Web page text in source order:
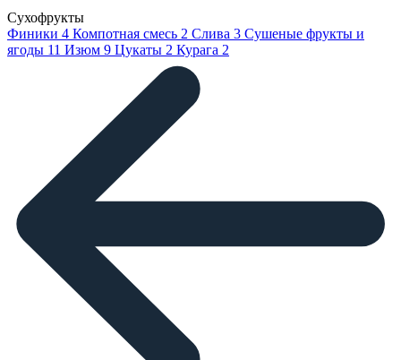
Сухофрукты
Финики 4 Компотная смесь 2 Слива 3 Сушеные фрукты и
ягоды 11 Изюм 9 Цукаты 2 Курага 2